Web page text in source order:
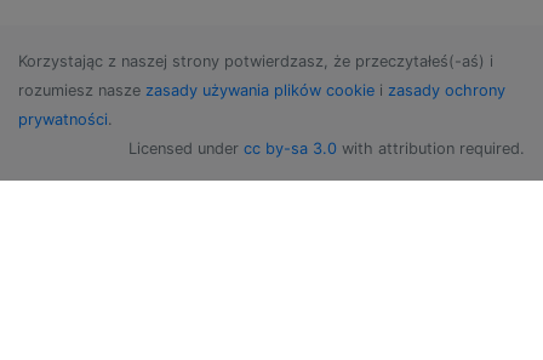
Korzystając z naszej strony potwierdzasz, że przeczytałeś(-aś) i
rozumiesz nasze zasady używania plików cookie i zasady ochrony
prywatności.
Licensed under cc by-sa 3.0 with attribution required.